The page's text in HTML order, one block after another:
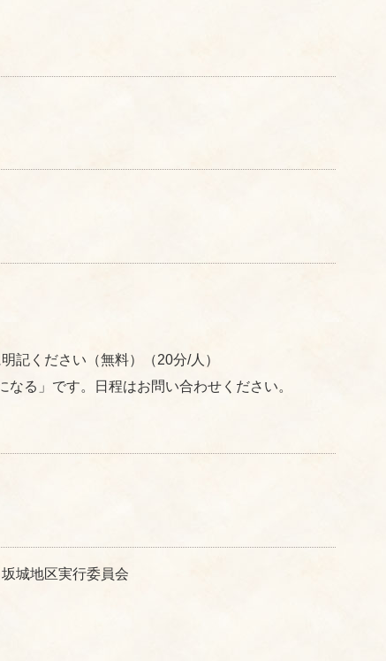
記ください（無料）（20分/人）
る」です。日程はお問い合わせください。
城地区実行委員会